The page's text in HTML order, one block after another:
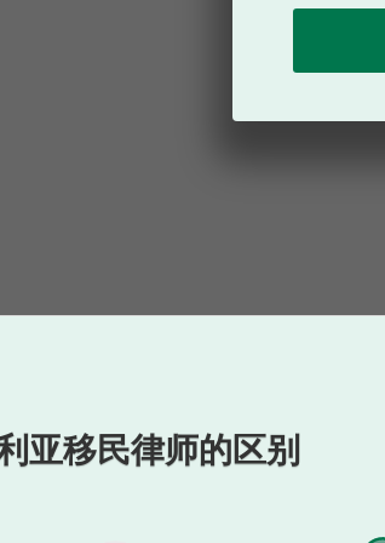
亚移民律师的区别